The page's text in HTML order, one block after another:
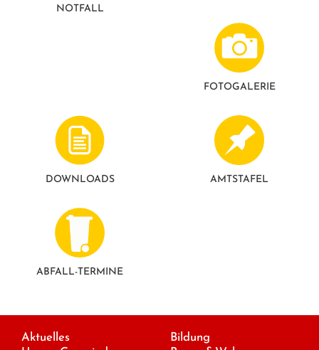
NOTFALL
FOTO­GALERIE
DOWNLOADS AMTSTAFEL
ABFALL-TERMINE
Aktuelles
Bildung